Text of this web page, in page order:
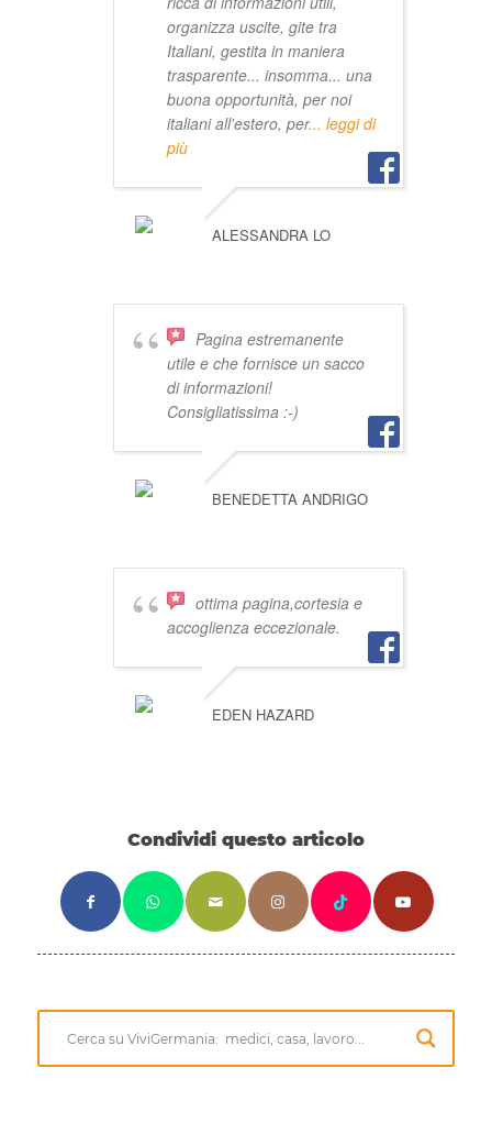
organizza uscite, gite tra
Italiani, gestita in maniera
trasparente... insomma... una
buona opportunità, per noi
italiani all'estero, per... leggi di
più
ALESSANDRA LO
Pagina estremanente
utile e che fornisce un sacco
di informazioni!
Consigliatissima :-)
BENEDETTA ANDRIGO
ottima pagina,cortesia e
accoglienza eccezionale.
EDEN HAZARD
Condividi questo articolo